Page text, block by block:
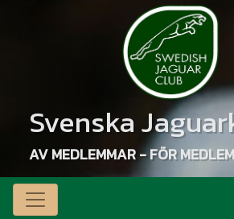
Svenska
AV MEDLEMMAR - FÖR